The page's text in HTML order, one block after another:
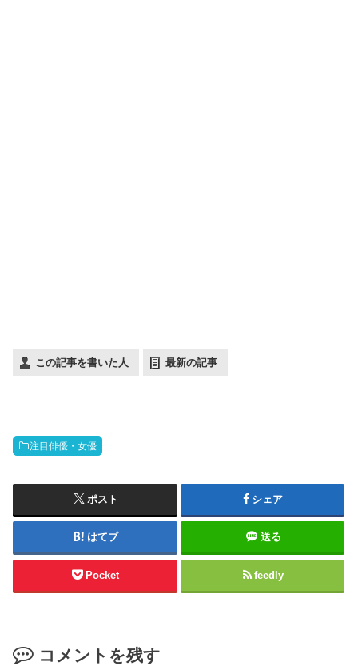
この記事を書いた人 最新の記事
注目俳優・女優
ポスト シェア
はてブ 送る
Pocket feedly
コメントを残す